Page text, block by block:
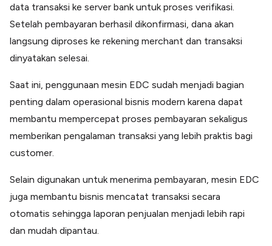
data transaksi ke server bank untuk proses verifikasi.
Setelah pembayaran berhasil dikonfirmasi, dana akan
langsung diproses ke rekening merchant dan transaksi
dinyatakan selesai.
Saat ini, penggunaan mesin EDC sudah menjadi bagian
penting dalam operasional bisnis modern karena dapat
membantu mempercepat proses pembayaran sekaligus
memberikan pengalaman transaksi yang lebih praktis bagi
customer.
Selain digunakan untuk menerima pembayaran, mesin EDC
juga membantu bisnis mencatat transaksi secara
otomatis sehingga laporan penjualan menjadi lebih rapi
dan mudah dipantau.